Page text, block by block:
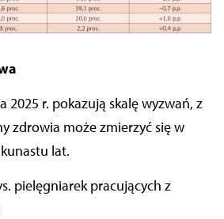
2025 r. pokazują skalę wyzwań, z
zdrowia może zmierzyć się w
lat.
pielęgniarek pracujących z